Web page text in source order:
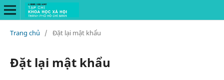
Trang chủ / Đặt lại mật khẩu
Đặt lại mật khẩu